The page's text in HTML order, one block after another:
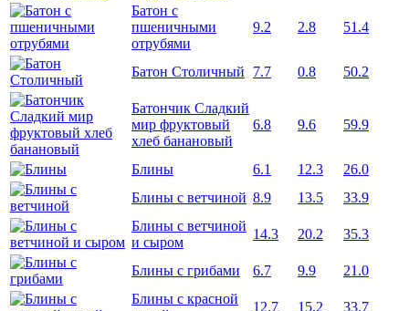
Батон с
пшеничными
отрубями
9.2 2.8 51.4
Батон Столичный 7.7 0.8 50.2
Батончик Сладкий
мир фруктовый
хлеб банановый
6.8 9.6 59.9
Блины 6.1 12.3
26.0
Блины с ветчиной 8.9 13.5
33.9
Блины с ветчиной
и сыром
14.3 20.2 35.3
Блины с грибами 6.7 9.9
21.0
Блины с красной
12.7 15.2
33.7